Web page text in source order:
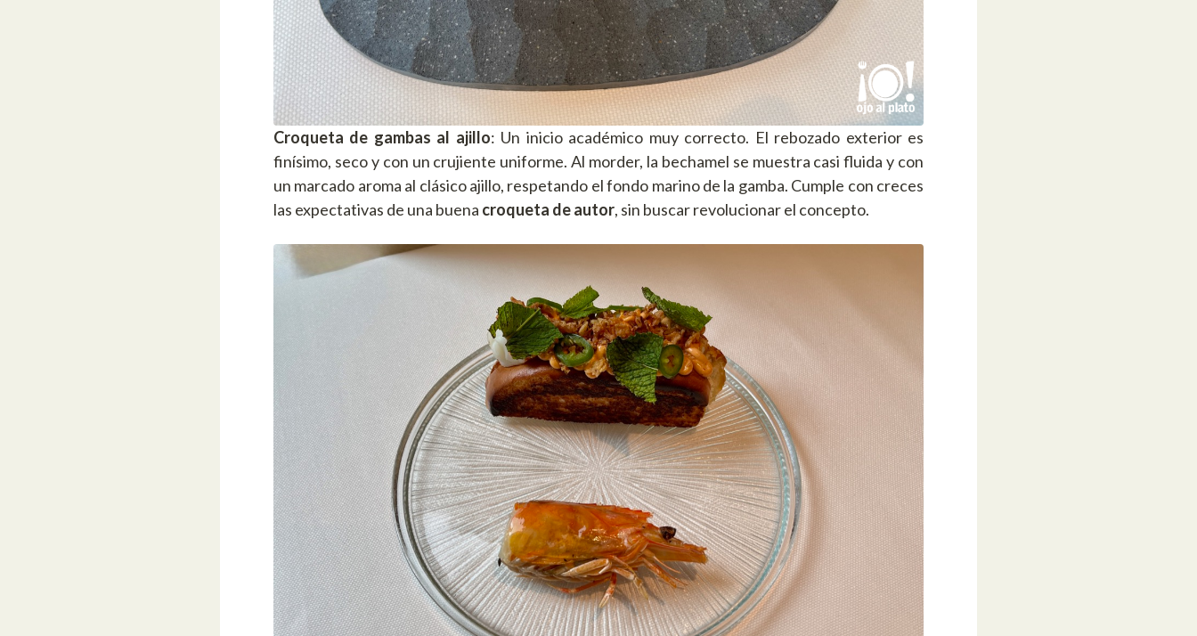
Croqueta de gambas al ajillo: Un inicio académico muy correcto. El rebozado exterior es
finísimo, seco y con un crujiente uniforme. Al morder, la bechamel se muestra casi fluida y con
un marcado aroma al clásico ajillo, respetando el fondo marino de la gamba. Cumple con creces
las expectativas de una buena croqueta de autor, sin buscar revolucionar el concepto.